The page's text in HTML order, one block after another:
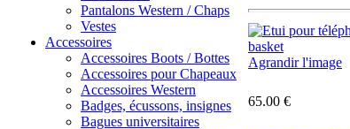
Pantalons Western / Chaps
Vestes
Accessoires
Accessoires Boots / Bottes
Accessoires pour Chapeaux
Accessoires Western
Badges, écussons, insignes
Bagues universitaires
Agrandir l'image
65.00 €